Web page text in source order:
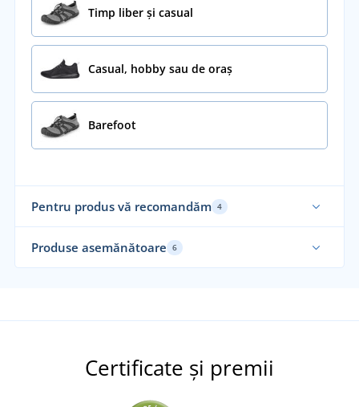
Timp liber și casual
Casual, hobby sau de oraș
Barefoot
Pentru produs vă recomandăm 4
Produse asemănătoare 6
Certificate și premii